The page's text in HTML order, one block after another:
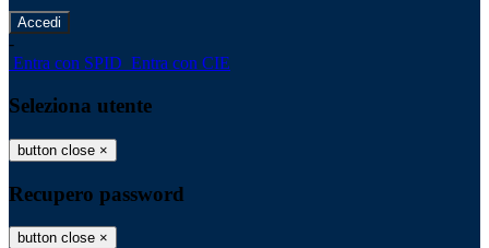
-
Entra con SPID Entra con CIE
Seleziona utente
button close ×
Recupero password
button close ×